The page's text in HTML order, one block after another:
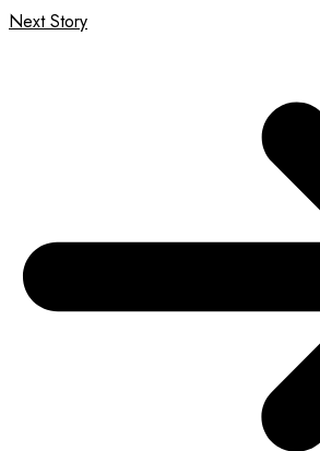
Next Story